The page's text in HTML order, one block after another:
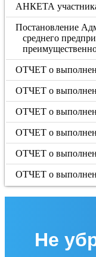
АНКЕТА
Постановление
среднего
ОТЧЕТ о
ОТЧЕТ о
ОТЧЕТ о
ОТЧЕТ о
ОТЧЕТ о
ОТЧЕТ о
Не